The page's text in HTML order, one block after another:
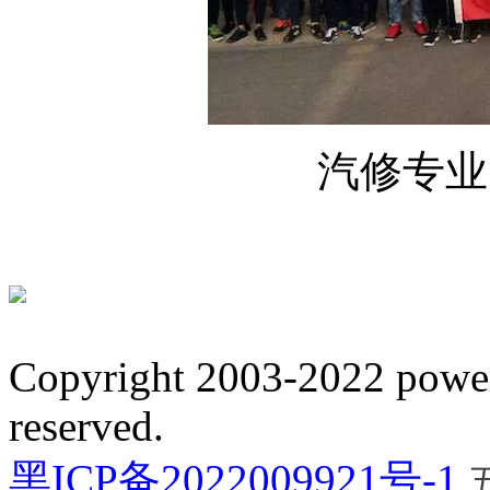
汽修专
Copyright 2003-2022
reserved.
黑ICP备2022009921号-1